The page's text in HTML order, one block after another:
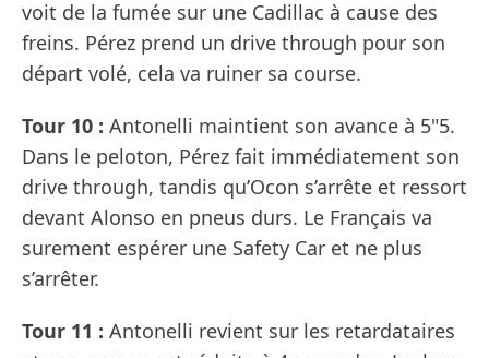
voit de la fumée sur une Cadillac à cause des
freins. Pérez prend un drive through pour son
départ volé, cela va ruiner sa course.
Tour 10 : Antonelli maintient son avance à 5"5.
Dans le peloton, Pérez fait immédiatement son
drive through, tandis qu’Ocon s’arrête et ressort
devant Alonso en pneus durs. Le Français va
surement espérer une Safety Car et ne plus
s’arrêter.
Tour 11 : Antonelli revient sur les retardataires